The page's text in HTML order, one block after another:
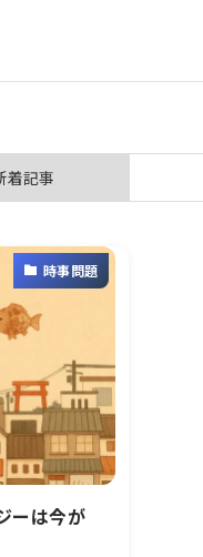
着記事
時事問題
ーは今が